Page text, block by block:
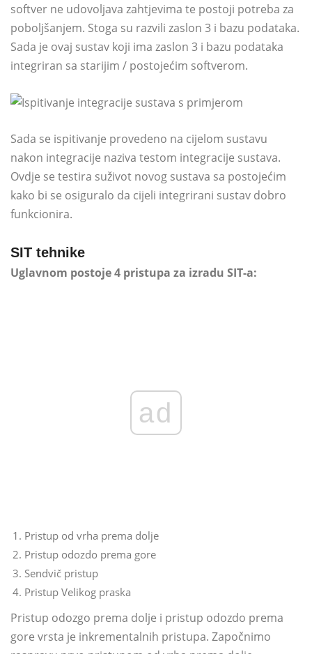
softver ne udovoljava zahtjevima te postoji potreba za
poboljšanjem. Stoga su razvili zaslon 3 i bazu podataka.
Sada je ovaj sustav koji ima zaslon 3 i bazu podataka
integriran sa starijim / postojećim softverom.
Sada se ispitivanje provedeno na cijelom sustavu
nakon integracije naziva testom integracije sustava.
Ovdje se testira suživot novog sustava sa postojećim
kako bi se osiguralo da cijeli integrirani sustav dobro
funkcionira.
SIT tehnike
Uglavnom postoje 4 pristupa za izradu SIT-a:
ad
Pristup od vrha prema dolje
Pristup odozdo prema gore
Sendvič pristup
Pristup Velikog praska
Pristup odozgo prema dolje i pristup odozdo prema
gore vrsta je inkrementalnih pristupa. Započnimo